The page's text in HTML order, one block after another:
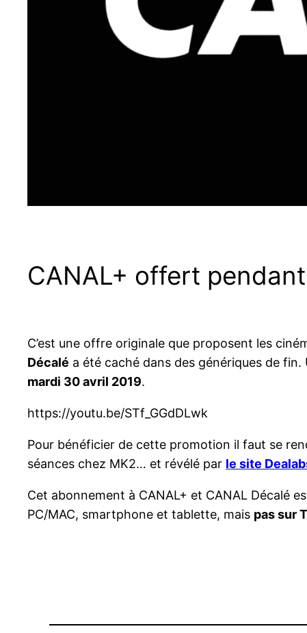
CANAL+ offert
C’est une offre originale que proposent les
Décalé a été caché dans des génériques de fin.
mardi 30 avril 2019.
https://youtu.be/STf_GGdDLwk
Pour bénéficier de cette promotion il faut se
séances chez MK2… et révélé par le site
Cet abonnement à CANAL+ et CANAL Décalé
PC/MAC, smartphone et tablette, mais pas sur